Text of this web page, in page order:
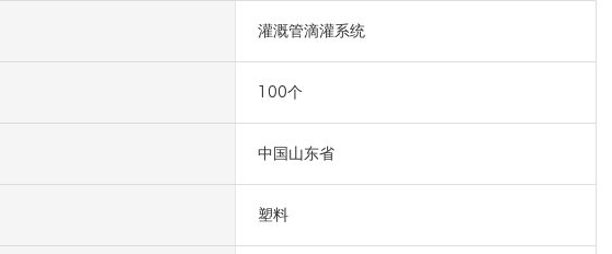
灌溉管滴灌系统
100个
中国山东省
塑料